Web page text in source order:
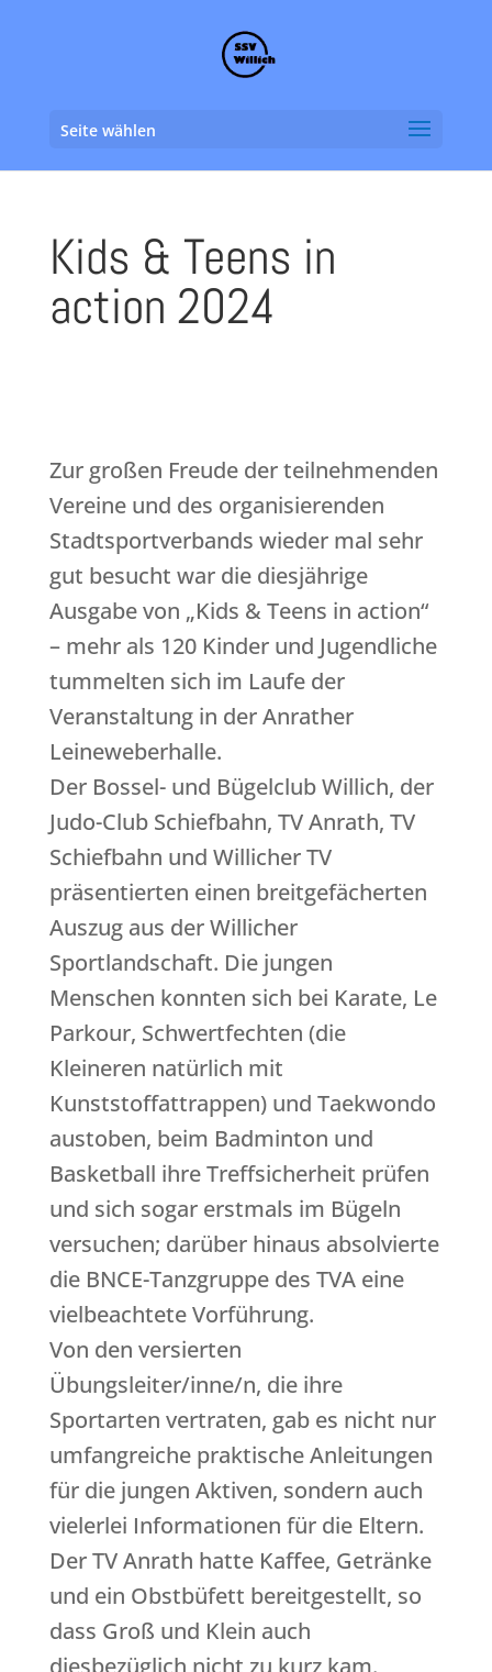
Seite wählen
Kids & Teens in
action 2024
Zur großen Freude der teilnehmenden
Vereine und des organisierenden
Stadtsportverbands wieder mal sehr
gut besucht war die diesjährige
Ausgabe von „Kids & Teens in action“
– mehr als 120 Kinder und Jugendliche
tummelten sich im Laufe der
Veranstaltung in der Anrather
Leineweberhalle.
Der Bossel- und Bügelclub Willich, der
Judo-Club Schiefbahn, TV Anrath, TV
Schiefbahn und Willicher TV
präsentierten einen breitgefächerten
Auszug aus der Willicher
Sportlandschaft. Die jungen
Menschen konnten sich bei Karate, Le
Parkour, Schwertfechten (die
Kleineren natürlich mit
Kunststoffattrappen) und Taekwondo
austoben, beim Badminton und
Basketball ihre Treffsicherheit prüfen
und sich sogar erstmals im Bügeln
versuchen; darüber hinaus absolvierte
die BNCE-Tanzgruppe des TVA eine
vielbeachtete Vorführung.
Von den versierten
Übungsleiter/inne/n, die ihre
Sportarten vertraten, gab es nicht nur
umfangreiche praktische Anleitungen
für die jungen Aktiven, sondern auch
vielerlei Informationen für die Eltern.
Der TV Anrath hatte Kaffee, Getränke
und ein Obstbüfett bereitgestellt, so
dass Groß und Klein auch
diesbezüglich nicht zu kurz kam.